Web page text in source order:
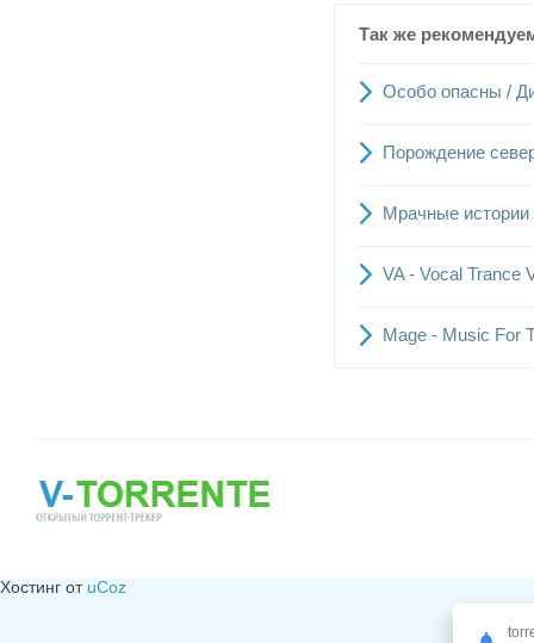
Так же
Особо опасны /
Порождение
Мрачные истории
VA - Vocal Trance
Mage - Music For
Хостинг от uCoz